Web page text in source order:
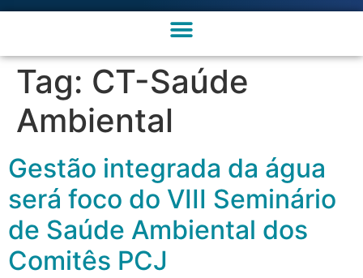
Tag: CT-Saúde
Ambiental
Gestão integrada da água
será foco do VIII Seminário
de Saúde Ambiental dos
Comitês PCJ